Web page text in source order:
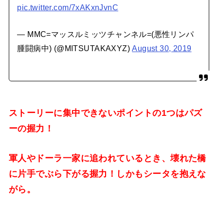
pic.twitter.com/7xAKxnJvnC
— MMC=マッスルミッツチャンネル=(悪性リンパ
腫闘病中) (@MITSUTAKAXYZ)August 30, 2019
ストーリーに集中できないポイントの1つはパズ
ーの握力！
軍人やドーラ一家に追われているとき、壊れた橋
に片手でぶら下がる握力！しかもシータを抱えな
がら。